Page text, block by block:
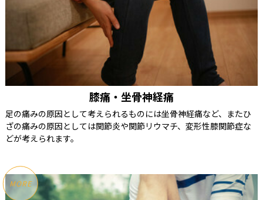
膝痛・坐骨神経痛
足の痛みの原因として考えられるものには坐骨神経痛など、またひ
ざの痛みの原因としては関節炎や関節リウマチ、変形性膝関節症な
どが考えられます。
MORE